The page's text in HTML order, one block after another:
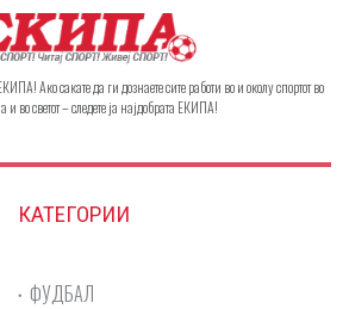
Ако сакате да ги дознаете сите работи во и околу спортот во
и во светот – следете ја најдобрата ЕКИПА!
КАТЕГОРИИ
ФУДБАЛ